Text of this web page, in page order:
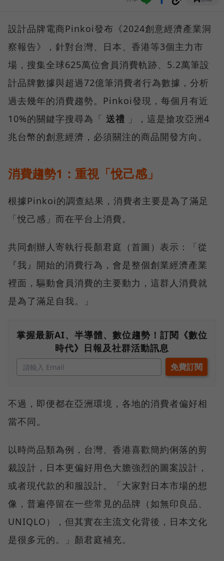
設計品牌電商Pinkoi發布《2024創意經濟產業洞
察報告》，針對台灣、日本、香港等3個主力市
場，搜集全球625萬位會員消費軌跡、5.2萬筆設
計品牌數據與超過72億筆消費者行為數據，分析
過去幾年的消費趨勢。Pinkoi發現，每個月有近
10%的關鍵字搜尋為「 送禮 」，這是搶攻亞洲4
兆台幣的創意經濟，必須關注的商品開發方向。
消費趨勢1：重視「悅己感」
根據Pinkoi的調查結果，消費者主要是為了滿足
「悅己感」而在平台上消費。
共同創辦人寄執行長顏君庭（首圖）表示：「從
『我』開始的消費行為，會是整個創業經濟產業
裡面，驅動會員消費的主要動力，這群人消費就
是為了滿足自我。」
掌握最新AI、半導體、數位趨勢！訂閱《數位
時代》日報及社群活動訊息
不過，即便都在亞洲環境，各地的消費者偏好相
當不同。
以時尚品類為例，台灣、香港喜歡簡約俐落的剪
裁設計，日本更偏好用色大膽強烈的圖案設計，
或者現代款的和服設計。「大家對日本市場的想
像，普遍停留在一些常見的品牌（如無印良品、
UNIQLO），但其實在主流文化背後，日本文化
是很多元的。」顏君庭補充。